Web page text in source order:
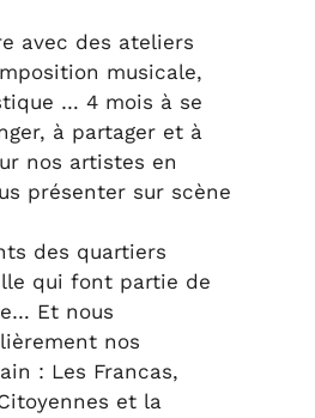
avec des ateliers
musicale,
… 4 mois à se
à partager et à
nos artistes en
présenter sur scène
des quartiers
qui font partie de
Et nous
nos
: Les Francas,
et la